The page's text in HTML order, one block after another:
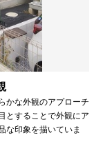
かな外観のアプローチ
とすることで外観にア
な印象を描いていま